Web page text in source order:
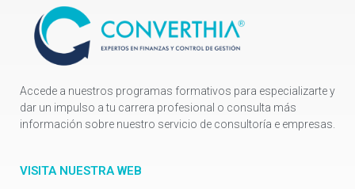
Accede a nuestros programas formativos para especializarte y
dar un impulso a tu carrera profesional o consulta más
información sobre nuestro servicio de consultoría e empresas.
VISITA NUESTRA WEB